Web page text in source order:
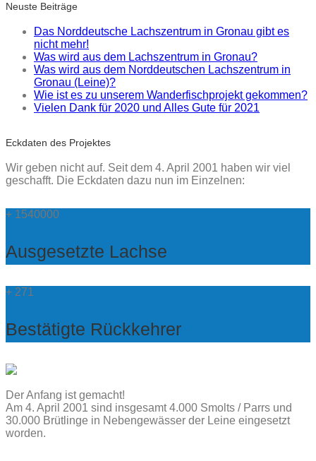
Neuste Beiträge
Das Norddeutsche Lachszentrum in Gronau gibt es
nicht mehr!
Was wird aus dem Lachszentrum in Gronau?
Was wird aus dem Norddeutschen Lachszentrum in
Gronau (Leine)?
Wie ist es zu unserem Wanderfischprojekt gekommen?
Vielen Dank für 2020 und Alles Gute für 2021
Eckdaten des Projektes
Wir geben nicht auf. Seit dem 4. April 2001 haben wir viel
geschafft. Die Eckdaten dazu nun im Einzelnen:
+ 1540000
Ausgesetzte Lachse
+ 271
Bestätigte Rückkehrer
Der Anfang ist gemacht!
Am 4. April 2001 sind insgesamt 4.000 Smolts / Parrs und
30.000 Brütlinge in Nebengewässer der Leine eingesetzt
worden.